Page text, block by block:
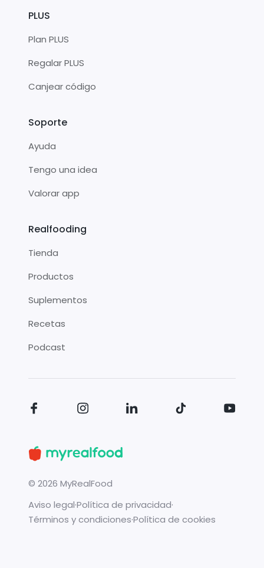
PLUS
Plan PLUS
Regalar PLUS
Canjear código
Soporte
Ayuda
Tengo una idea
Valorar app
Realfooding
Tienda
Productos
Suplementos
Recetas
Podcast
© 2026 MyRealFood
Aviso legal·Política de privacidad·
Términos y condiciones·Política de cookies